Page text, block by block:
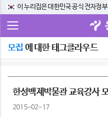
이 누리집은 대한민국 공식 전자정
모집 에 대한 태그클라우드
한성백제박물관 교육강사
2015-02-17